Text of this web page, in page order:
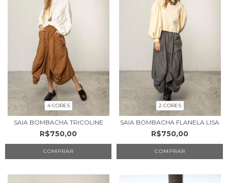
4 CORES
SAIA BOMBACHA TRICOLINE
R$750,00
COMPRAR
2 CORES
SAIA BOMBACHA FLANELA LISA
R$750,00
COMPRAR